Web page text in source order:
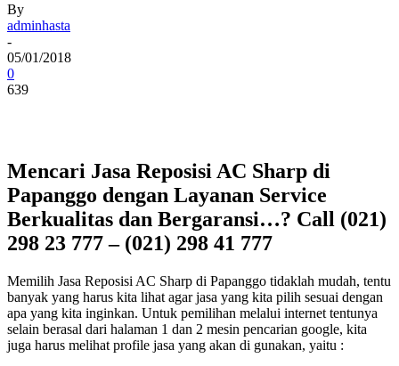
By
adminhasta
-
05/01/2018
0
639
Mencari Jasa Reposisi AC Sharp di
Papanggo dengan Layanan Service
Berkualitas dan Bergaransi…? Call (021)
298 23 777 – (021) 298 41 777
Memilih Jasa Reposisi AC Sharp di Papanggo tidaklah mudah, tentu
banyak yang harus kita lihat agar jasa yang kita pilih sesuai dengan
apa yang kita inginkan. Untuk pemilihan melalui internet tentunya
selain berasal dari halaman 1 dan 2 mesin pencarian google, kita
juga harus melihat profile jasa yang akan di gunakan, yaitu :